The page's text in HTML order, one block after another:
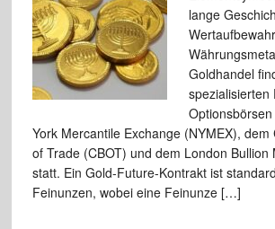
lange
Goldhandel
spezialisierten
York Mercantile Exchange (NYMEX), dem
of Trade (CBOT) und dem London Bullion
statt. Ein Gold-Future-Kontrakt ist
Feinunzen, wobei eine Feinunze […]